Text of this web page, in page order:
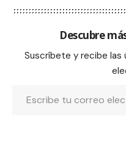
Descubre
Suscríbete y recibe las